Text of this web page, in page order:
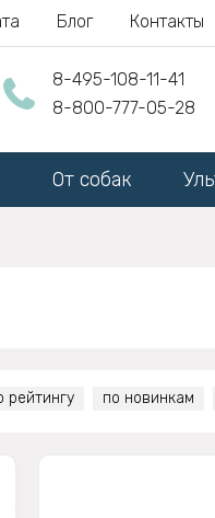
Блог Контакты
8-495-108-11-41
8-800-777-05-28
От собак
рейтингу по новинкам